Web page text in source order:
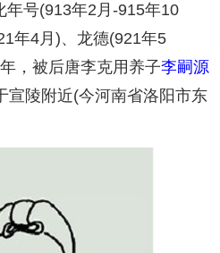
年号(913年2月-915年10
年4月)、龙德(921年5
，被后唐李克用养子李嗣源
宣陵附近(今河南省洛阳市东